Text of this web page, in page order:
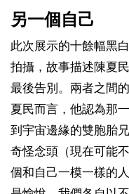
另一個自己
此次展示的十餘幅黑
拍攝，故事描述陳夏
最後告別。兩者之間
夏民而言，他認為那
到宇宙邊緣的雙胞胎
奇怪念頭（現在可能
個和自己一模一樣的